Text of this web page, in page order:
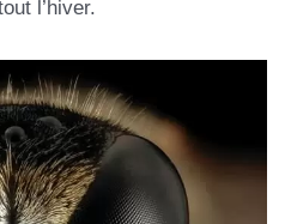
l’hiver.